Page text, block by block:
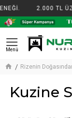
2.000 TL
Rizenin
Kuzine